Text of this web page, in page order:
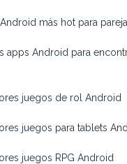
Android más hot para
apps Android para
juegos de rol Android
juegos para tablets
juegos RPG Android